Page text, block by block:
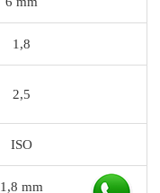
1,8
2,5
ISO
1,8 mm